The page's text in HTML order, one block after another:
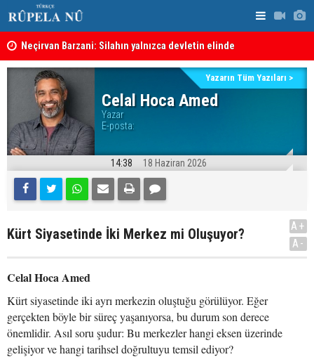
Neçirvan Barzani: Silahın yalnızca devletin elinde
toplanması kararı uygulanmalı
Kürdistan Hükümeti'nden Kor Mor gazı tepkisi
Celal Hoca Amed
Yazar
E-posta:
Yazarın Tüm Yazıları >
14:38 18 Haziran 2026
Kürt Siyasetinde İki Merkez mi Oluşuyor?
A+
A-
Celal Hoca Amed
Kürt siyasetinde iki ayrı merkezin oluştuğu görülüyor. Eğer
gerçekten böyle bir süreç yaşanıyorsa, bu durum son derece
önemlidir. Asıl soru şudur: Bu merkezler hangi eksen üzerinde
gelişiyor ve hangi tarihsel doğrultuyu temsil ediyor?